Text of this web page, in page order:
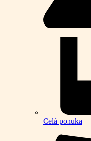
Celá ponuka